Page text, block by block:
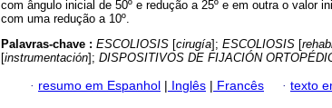
com ângulo inicial de 50º e redução a 25º e em outra o valor
com uma redução a 10º.
Palavras-chave : ESCOLIOSIS [cirugía]; ESCOLIOSIS [
[instrumentación]; DISPOSITIVOS DE FIJACIÓN
· resumo em Espanhol | Inglês | Francês · texto